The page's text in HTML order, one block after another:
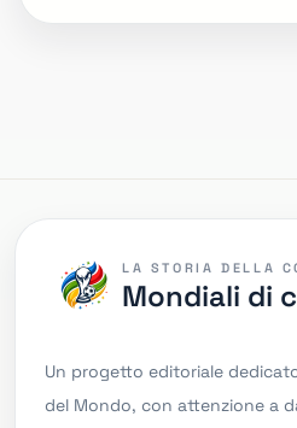
LA STORIA DELLA
Mondiali di
Un progetto editoriale
del Mondo, con attenzione a